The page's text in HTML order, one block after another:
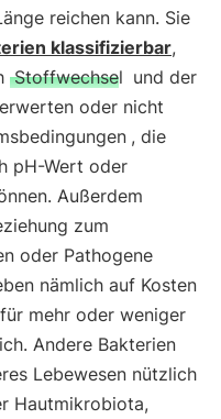
reichen kann. Sie
klassifizierbar,
Stoffwechsel und der
oder nicht
, die
pH-Wert oder
Außerdem
zum
oder Pathogene
nämlich auf Kosten
mehr oder weniger
Andere Bakterien
Lebewesen nützlich
Hautmikrobiota,